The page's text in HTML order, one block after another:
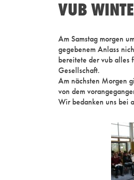
VUB
Am Samstag morgen
gegebenem Anlass
bereitete der vub alles
Gesellschaft.
Am nächsten Morgen
von dem
Wir bedanken uns bei